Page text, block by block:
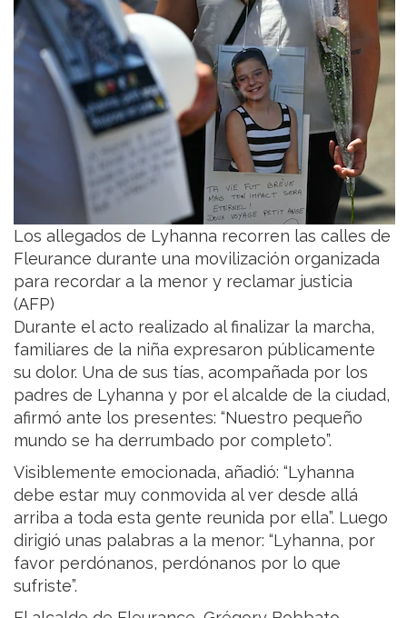
Los allegados de Lyhanna recorren las calles de
Fleurance durante una movilización organizada
para recordar a la menor y reclamar justicia
(AFP)
Durante el acto realizado al finalizar la marcha,
familiares de la niña expresaron públicamente
su dolor. Una de sus tías, acompañada por los
padres de Lyhanna y por el alcalde de la ciudad,
afirmó ante los presentes: “Nuestro pequeño
mundo se ha derrumbado por completo”.
Visiblemente emocionada, añadió: “Lyhanna
debe estar muy conmovida al ver desde allá
arriba a toda esta gente reunida por ella”. Luego
dirigió unas palabras a la menor: “Lyhanna, por
favor perdónanos, perdónanos por lo que
sufriste”.